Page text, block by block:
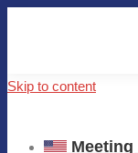
Skip to content